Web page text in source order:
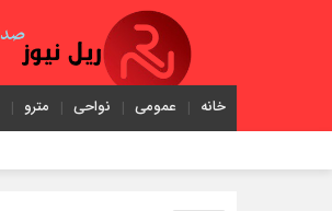
خانه عمومی نواحی مترو